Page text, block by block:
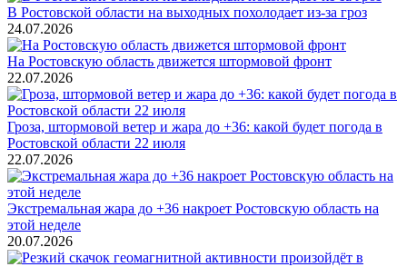
В Ростовской области на выходных похолодает из-за гроз
24.07.2026
На Ростовскую область движется штормовой фронт
22.07.2026
Гроза, штормовой ветер и жара до +36: какой будет погода в
Ростовской области 22 июля
22.07.2026
Экстремальная жара до +36 накроет Ростовскую область на
этой неделе
20.07.2026